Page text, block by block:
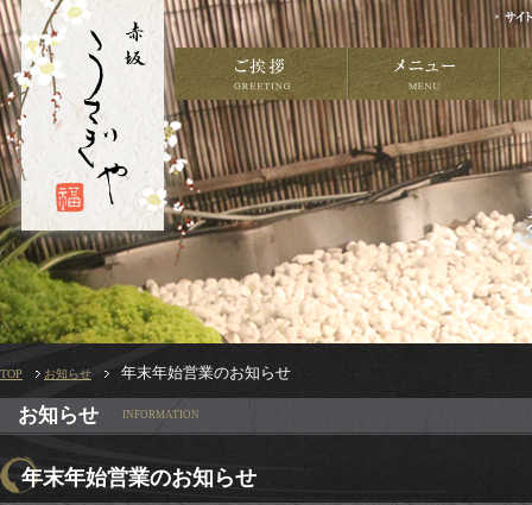
TOP お知らせ 年末年始営業のお知らせ
お知らせ INFORMATION
年末年始営業のお知らせ